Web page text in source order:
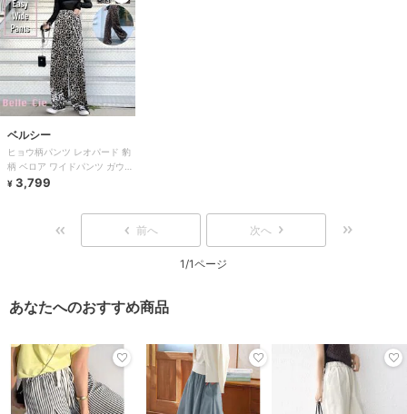
ベルシー
ヒョウ柄パンツ レオパード 豹
柄 ベロア ワイドパンツ ガウチ
ョ 韓国 きれいめ 黒 レディー
¥ 3,799
前へ 次へ
1/1ページ
あなたへのおすすめ商品